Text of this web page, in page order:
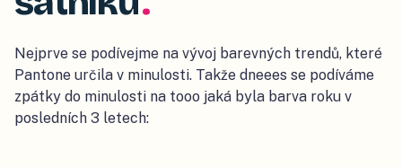
Nejprve se podívejme na vývoj barevných trendů, které
Pantone určila v minulosti. Takže dneees se podíváme
zpátky do minulosti na tooo jaká byla barva roku v
posledních 3 letech: